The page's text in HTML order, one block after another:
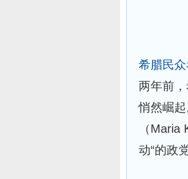
希腊民
两年前
悄然崛
（
动“的政